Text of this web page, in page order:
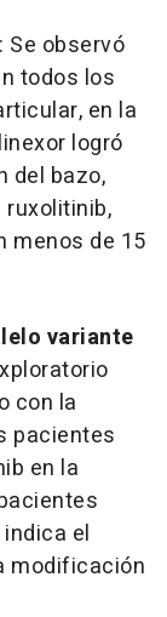
: Se observó
todos los
en la
logró
del bazo,
menos de 15
variante
con la
pacientes
en la
el
modificación